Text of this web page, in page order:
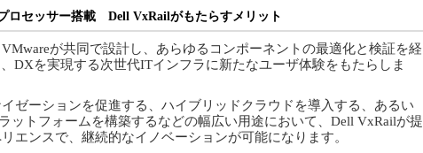
ロセッサー搭載 Dell VxRailがもたらすメリット
が共同で設計し、あらゆるコンポーネントの最適化と検証を経
DXを実現する次世代ITインフラに新たなユーザ体験をもたらしま
ゼーションを促進する、ハイブリッドクラウドを導入する、あるい
ットフォームを構築するなどの幅広い用途において、Dell VxRailが提
エンスで、継続的なイノベーションが可能になります。